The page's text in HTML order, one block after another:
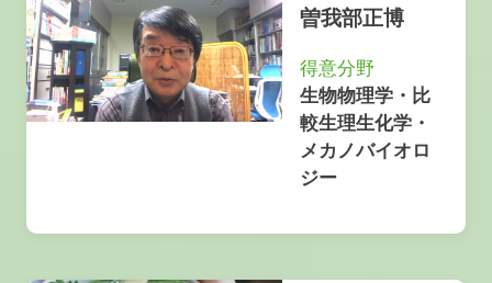
曽我部正博
得意分野
生物物理学・比
較生理生化学・
メカノバイオロ
ジー